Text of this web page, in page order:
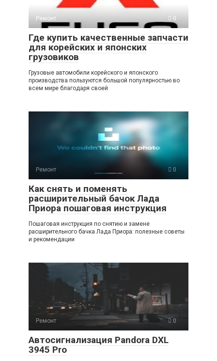
Ремонт 0
Где купить качественные запчасти
для корейских и японских
грузовиков
Грузовые автомобили корейского и японского
производства пользуются большой популярностью во
всем мире благодаря своей
Ремонт 0
Как снять и поменять
расширительный бачок Лада
Приора пошаговая инструкция
Пошаговая инструкция по снятию и замене
расширительного бачка Лада Приора: полезные советы
и рекомендации
Ремонт 0
Автосигнализация Pandora DXL
3945 Pro